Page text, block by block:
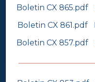
Boletin CX 865.pdf
Boletin CX 861.pdf
Boletin CX 857.pdf